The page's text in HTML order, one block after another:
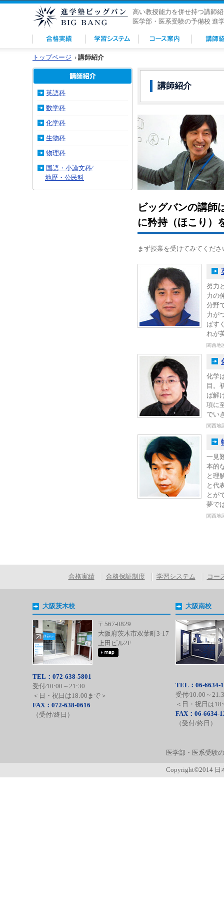
高い教授能力を併せ持つ講師
医学部・医系受験の予備校 進
トップページ › 講師紹介
講師紹介
ビッグバンの講師
に矜持（ほこり）
まず授業を受けてみてくだ
努力
力の
分野
力が
ばす
れが
関西地
化学
目。
ば解
項に
でい
関西地
一見
本的
と理
と代
とが
夢で
関西地
英語科
数学科
化学科
生物科
物理科
国語・小論文科⁄
地歴・公民科
合格実績 合格保証制度 学習システム コー
大阪茨木校
〒567-0829
大阪府茨木市双葉町3-17
上田ビル2F
TEL：072-638-5801
受付⁄10:00～21:30
＜日・祝日は18:00まで＞
FAX：072-638-0616
（受付/終日）
大阪南校
TEL：06-6634-
受付⁄10:00～
＜日・祝日は
FAX：06-6634-
（受付/終日）
医学部・医系受験
Copyright©2014 日